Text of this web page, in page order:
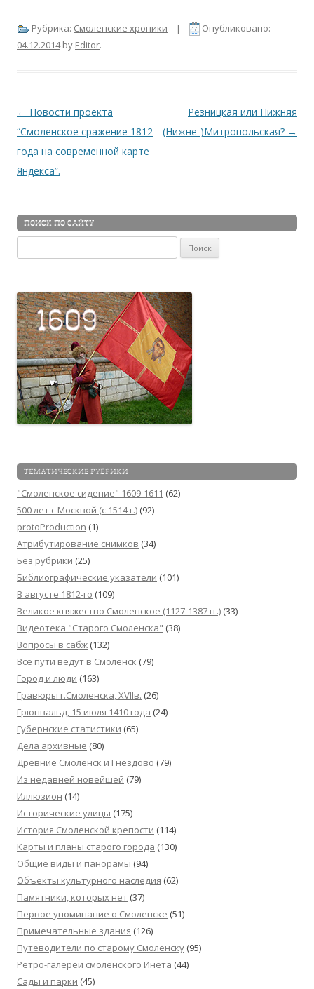
Рубрика: Смоленские хроники |
Опубликовано:
04.12.2014by Editor.
Навигация по записям
← Новости проекта
“Смоленское сражение 1812
года на современной карте
Яндекса”.
Резницкая или Нижняя
(Нижне-)Митропольская? →
ПОИСК ПО САЙТУ
ТЕМАТИЧЕСКИЕ РУБРИКИ
"Смоленское сидение" 1609-1611 (62)
500 лет с Москвой (c 1514 г.) (92)
protoProduction (1)
Атрибутирование снимков (34)
Без рубрики (25)
Библиографические указатели (101)
В августе 1812-го (109)
Великое княжество Смоленское (1127-1387 гг.) (33)
Видеотека "Cтарого Смоленска" (38)
Вопросы в сабж (132)
Все пути ведут в Смоленск (79)
Город и люди (163)
Гравюры г.Смоленска, XVIIв. (26)
Грюнвальд, 15 июля 1410 года (24)
Губернские статистики (65)
Дела архивные (80)
Древние Смоленск и Гнездово (79)
Из недавней новейшей (79)
Иллюзион (14)
Исторические улицы (175)
История Смоленской крепости (114)
Карты и планы старого города (130)
Общие виды и панорамы (94)
Объекты культурного наследия (62)
Памятники, которых нет (37)
Первое упоминание о Смоленске (51)
Примечательные здания (126)
Путеводители по старому Смоленску (95)
Ретро-галереи смоленского Инета (44)
Сады и парки (45)